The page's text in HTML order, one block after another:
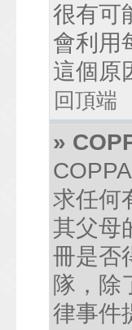
很有可
會利用
這個原
回頂端
»
求任何
其父母
冊是否
隊，除
律事件